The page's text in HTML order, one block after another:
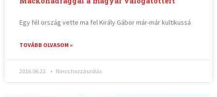
Egy fél ország vette ma fel Király Gábor már-már kultikussá
TOVÁBB OLVASOM »
2016.06.22. Nincs hozzászólás